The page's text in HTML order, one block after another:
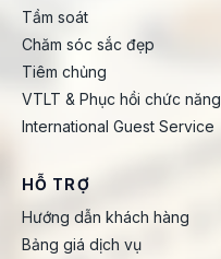
Tầm soát
Chăm sóc sắc đẹp
Tiêm chủng
VTLT & Phục hồi chức năng
International Guest Service
HỖ TRỢ
Hướng dẫn khách hàng
Bảng giá dịch vụ